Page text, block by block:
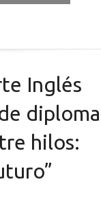
Inglés
hilos: